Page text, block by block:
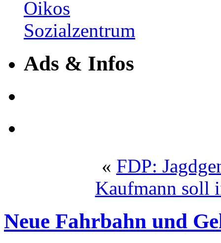
Ads & Infos
« FDP:
Kaufmann soll
Neue Fahrbahn und